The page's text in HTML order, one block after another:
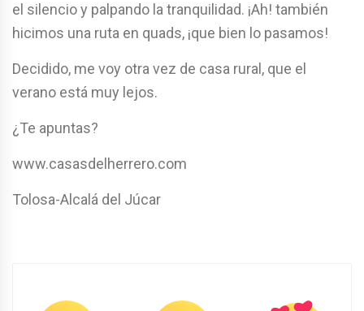
el silencio y palpando la tranquilidad. ¡Ah! también
hicimos una ruta en quads, ¡que bien lo pasamos!
Decidido, me voy otra vez de casa rural, que el
verano está muy lejos.
¿Te apuntas?
www.casasdelherrero.com
Tolosa-Alcalá del Júcar